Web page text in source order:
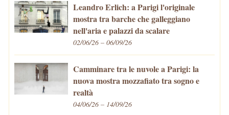
Leandro Erlich: a Parigi l'originale
mostra tra barche che galleggiano
nell'aria e palazzi da scalare
02/06/26 – 06/09/26
Camminare tra le nuvole a Parigi: la
nuova mostra mozzafiato tra sogno e
realtà
04/06/26 – 14/09/26